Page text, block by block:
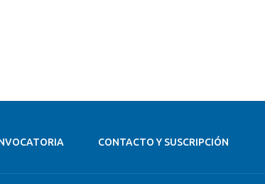
CONTACTO Y SUSCRIPCIÓN